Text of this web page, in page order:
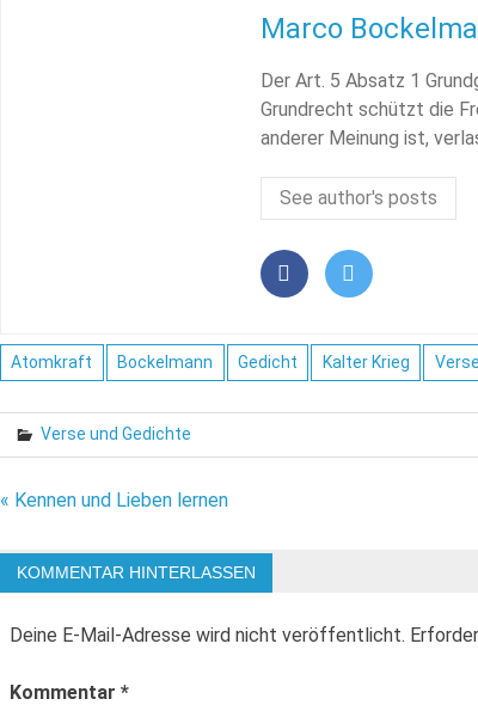
Marco
Der Art. 5 Absatz 1
Grundrecht schützt die
anderer Meinung ist,
See author's posts
Atomkraft Bockelmann Gedicht Kalter Krieg Verse
Verse und Gedichte
Beitragsnavigation
« Kennen und Lieben lernen
KOMMENTAR HINTERLASSEN
Deine E-Mail-Adresse wird nicht veröffentlicht.
Kommentar*